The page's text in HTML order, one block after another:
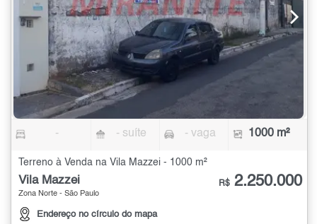
- - suíte - vaga 1000 m²
Terreno à Venda na Vila Mazzei - 1000 m²
Vila Mazzei
Zona Norte - São Paulo
Endereço no círculo do mapa
R$ 2.250.000